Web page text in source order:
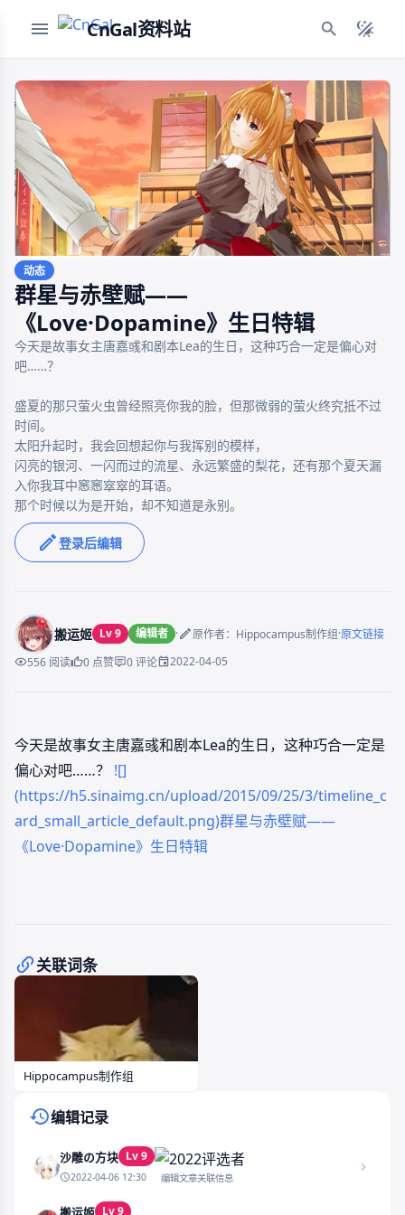
CnGal资料站
动态
群星与赤壁赋——
《Love·Dopamine》生日特辑
今天是故事女主唐嘉彧和剧本Lea的生日，这种巧合一定是偏心对
吧……？
​​盛夏的那只萤火虫曾经照亮你我的脸，但那微弱的萤火终究抵不过
时间。
太阳升起时，我会回想起你与我挥别的模样，
闪亮的银河、一闪而过的流星、永远繁盛的梨花，还有那个夏天漏
入你我耳中窸窸窣窣的耳语。
那个时候以为是开始，却不知道是永别。
登录后编辑
搬运姬 Lv 9 编辑者 · 原作者：Hippocampus制作组·原文链接
556 阅读
0 点赞 0 评论 2022-04-05
今天是故事女主唐嘉彧和剧本Lea的生日，这种巧合一定是
偏心对吧……？ ![]
(https://h5.sinaimg.cn/upload/2015/09/25/3/timeline_c
ard_small_article_default.png)群星与赤壁赋——
《Love·Dopamine》生日特辑
关联词条
Hippocampus制作组
编辑记录
沙雕の方块 Lv 9
2022-04-06 12:30 编辑文章关联信息
Lv 9